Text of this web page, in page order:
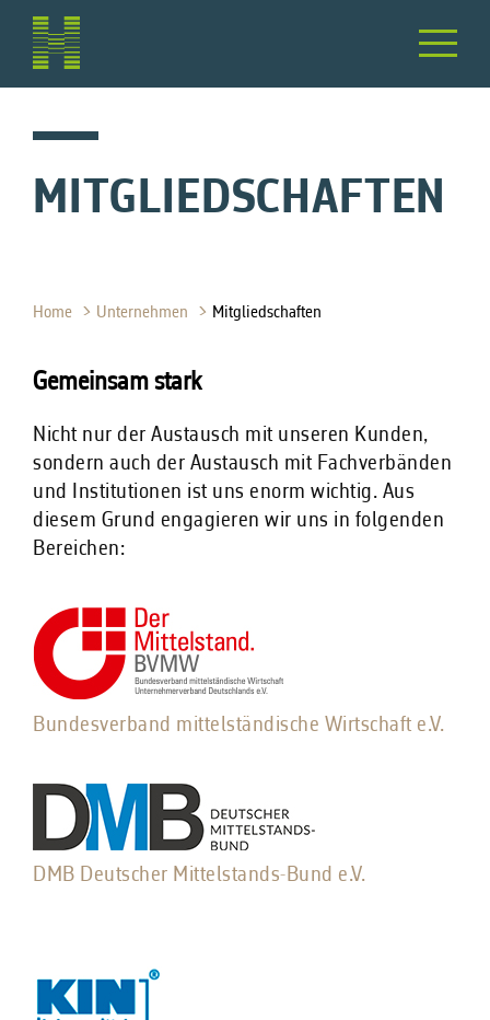
MITGLIEDSCHAFTEN
Home Unternehmen Mitgliedschaften
Gemeinsam stark
Nicht nur der Austausch mit unseren Kunden,
sondern auch der Austausch mit Fachverbänden
und Institutionen ist uns enorm wichtig. Aus
diesem Grund engagieren wir uns in folgenden
Bereichen:
Bundesverband mittelständische Wirtschaft e.V.
DMB Deutscher Mittelstands-Bund e.V.